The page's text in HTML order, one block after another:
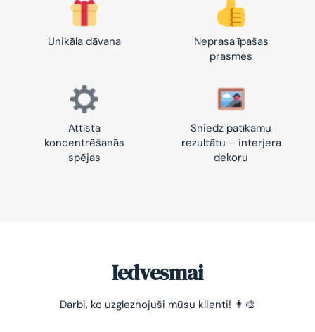
Unikāla dāvana
Neprasa īpašas
prasmes
Attīsta
koncentrēšanās
spējas
Sniedz patīkamu
rezultātu – interjera
dekoru
Iedvesmai
Darbi, ko uzgleznojuši mūsu klienti! 👩‍🎨